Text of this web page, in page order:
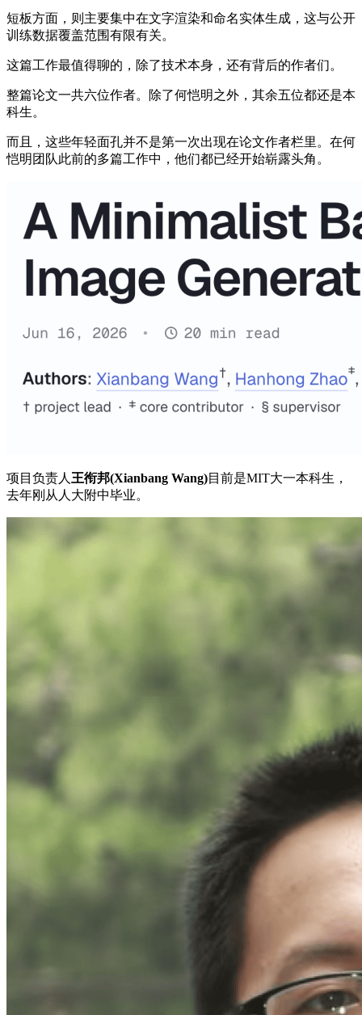
短板方面，则主要集中在文字渲染和命名实体生成，这与公开
训练数据覆盖范围有限有关。
这篇工作最值得聊的，除了技术本身，还有背后的作者们。
整篇论文一共六位作者。除了何恺明之外，其余五位都还是本
科生。
而且，这些年轻面孔并不是第一次出现在论文作者栏里。在何
恺明团队此前的多篇工作中，他们都已经开始崭露头角。
项目负责人 王衔邦(Xianbang Wang)目前是MIT大一本科生，
去年刚从人大附中毕业。